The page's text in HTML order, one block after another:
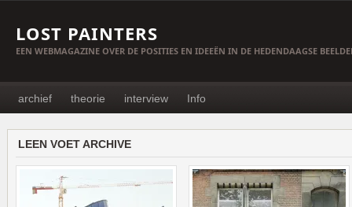
LOST PAINTERS
EEN WEBMAGAZINE OVER DE POSITIES EN IDEEËN IN DE HEDENDAAGSE
archief theorie interview Info
LEEN VOET ARCHIVE